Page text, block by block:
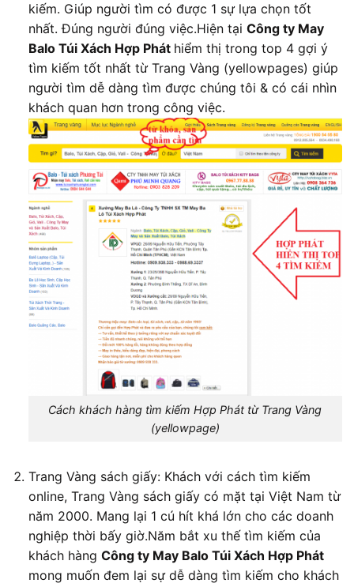
kiếm. Giúp người tìm có được 1 sự lựa chọn tốt
nhất. Đúng người đúng việc.Hiện tại Công ty May
Balo Túi Xách Hợp Phát hiểm thị trong top 4 gợi ý
tìm kiếm tốt nhất từ Trang Vàng (yellowpages) giúp
người tìm dễ dàng tìm được chúng tôi & có cái nhìn
khách quan hơn trong công việc.
Cách khách hàng tìm kiếm Hợp Phát từ Trang Vàng
(yellowpage)
Trang Vàng sách giấy: Khách với cách tìm kiếm
online, Trang Vàng sách giấy có mặt tại Việt Nam từ
năm 2000. Mang lại 1 cú hít khá lớn cho các doanh
nghiệp thời bấy giờ.Năm bắt xu thế tìm kiếm của
khách hàng Công ty May Balo Túi Xách Hợp Phát
mong muốn đem lại sự dễ dàng tìm kiếm cho khách